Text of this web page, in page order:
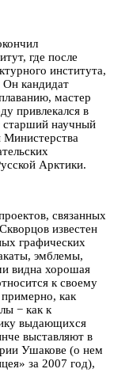
где после
института,
Он кандидат
мастер
привлекался в
научный
Арктики.
связанных
известен
графических
эмблемы,
видна хорошая
к своему
примерно, как
− как к
выдающихся
выставляют в
Ушакове (о нем
за 2007 год),